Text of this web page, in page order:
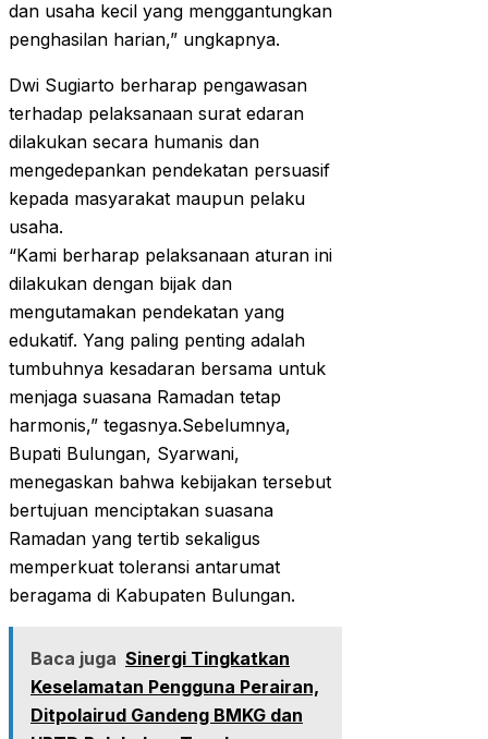
dan usaha kecil yang menggantungkan
penghasilan harian,” ungkapnya.
Dwi Sugiarto berharap pengawasan
terhadap pelaksanaan surat edaran
dilakukan secara humanis dan
mengedepankan pendekatan persuasif
kepada masyarakat maupun pelaku
usaha.
“Kami berharap pelaksanaan aturan ini
dilakukan dengan bijak dan
mengutamakan pendekatan yang
edukatif. Yang paling penting adalah
tumbuhnya kesadaran bersama untuk
menjaga suasana Ramadan tetap
harmonis,” tegasnya.Sebelumnya,
Bupati Bulungan, Syarwani,
menegaskan bahwa kebijakan tersebut
bertujuan menciptakan suasana
Ramadan yang tertib sekaligus
memperkuat toleransi antarumat
beragama di Kabupaten Bulungan.
Baca juga Sinergi Tingkatkan
Keselamatan Pengguna Perairan,
Ditpolairud Gandeng BMKG dan